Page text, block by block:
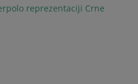
reprezentaciji Crne